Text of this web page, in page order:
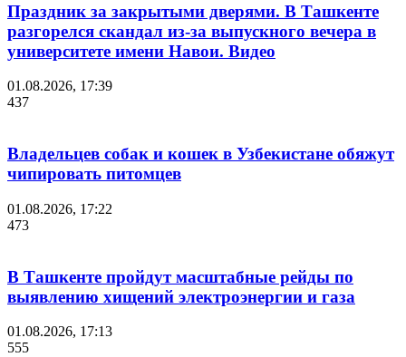
Праздник за закрытыми дверями. В Ташкенте
разгорелся скандал из-за выпускного вечера в
университете имени Навои. Видео
01.08.2026, 17:39
437
Владельцев собак и кошек в Узбекистане обяжут
чипировать питомцев
01.08.2026, 17:22
473
В Ташкенте пройдут масштабные рейды по
выявлению хищений электроэнергии и газа
01.08.2026, 17:13
555